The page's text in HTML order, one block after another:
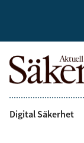
Digital Säkerhet